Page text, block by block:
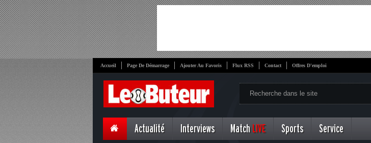
Accueil Page De Démarrage Ajouter Au Favoris Flux RSS Contact Offres D'emploi
Actualité Interviews Match LIVE Sports Service